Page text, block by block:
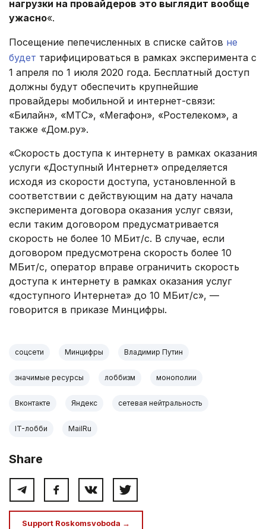
нагрузки на провайдеров это выглядит вообще
ужасно«.
Посещение пепечисленных в списке сайтов не
будет тарифицироваться в рамках эксперимента с
1 апреля по 1 июля 2020 года. Бесплатный доступ
должны будут обеспечить крупнейшие
провайдеры мобильной и интернет-связи:
«Билайн», «МТС», «Мегафон», «Ростелеком», а
также «Дом.ру».
«Скорость доступа к интернету в рамках оказания
услуги «Доступный Интернет» определяется
исходя из скорости доступа, установленной в
соответствии с действующим на дату начала
эксперимента договора оказания услуг связи,
если таким договором предусматривается
скорость не более 10 МБит/с. В случае, если
договором предусмотрена скорость более 10
МБит/с, оператор вправе ограничить скорость
доступа к интернету в рамках оказания услуг
«доступного Интернета» до 10 МБит/с», —
говорится в приказе Минцифры.
соцсети Минцифры Владимир Путин
значимые ресурсы лоббизм монополии
Вконтакте Яндекс сетевая нейтральность
IT-лобби MailRu
Share
Support Roskomsvoboda →